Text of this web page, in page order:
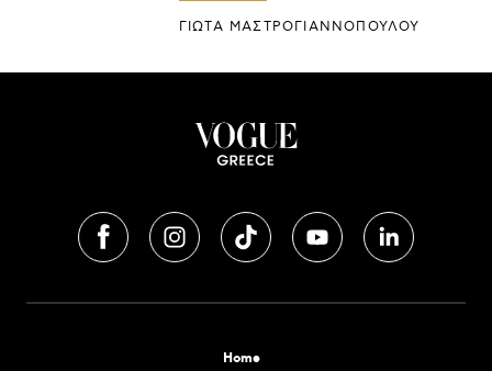
ΓΙΩΤΑ ΜΑΣΤΡΟΓΙΑΝΝΟΠΟΥΛΟΥ
Home